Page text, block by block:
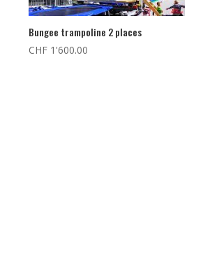
Bungee trampoline 2 places
CHF1'600.00